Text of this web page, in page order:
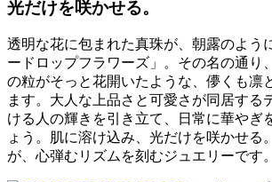
光だけを咲かせる。
透明な花に包まれた真珠が、朝露のよう
ードロップフラワーズ」。その名の通り
の粒がそっと花開いたような、儚くも凛
ます。大人な上品さと可愛さが同居する
ける人の輝きを引き立て、日常に華やぎ
ょう。肌に溶け込み、光だけを咲かせる
が、心弾むリズムを刻むジュエリーです。